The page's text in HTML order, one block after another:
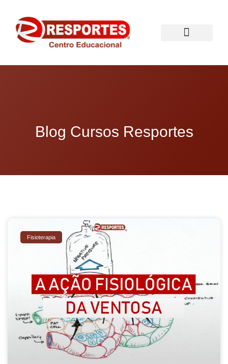
Blog Cursos Resportes
Fisioterapia